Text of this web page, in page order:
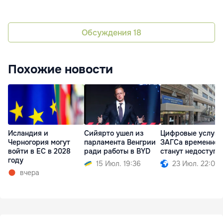
Обсуждения 18
Похожие новости
Исландия и
Черногория могут
войти в ЕС в 2028
году
вчера
Сийярто ушел из
парламента Венгрии
ради работы в BYD
15 Июл. 19:36
Цифровые услуги
ЗАГСа временно
станут
23 Июл. 22:00